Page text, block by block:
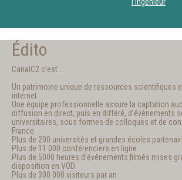
Édito
CanalC2 c’est …
Un patrimoine unique de ressources scientifiques
internet
Une équipe professionnelle assure la captation
diffusion en direct, puis en différé, d’événements
universitaires, sous formes de colloques et de
France
Plus de 200 universités et grandes écoles
Plus de 11 000 conférenciers en ligne
Plus de 5000 heures d’événements filmés mises
disposition en VOD
Plus de 300 000 visiteurs par an